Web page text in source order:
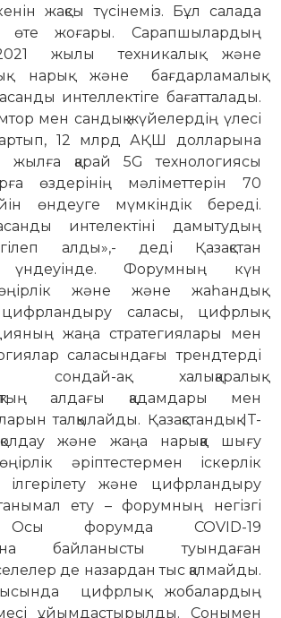
жақсы түсінеміз. Бұл салада
өте жоғары. Сарапшылардың
жылы техникалық және
нарық және бағдарламалық
интеллектіге бағатталады.
мен сандық жүйелердің үлесі
12 млрд АҚШ долларына
жылға қарай 5G технологиясы
өздерінің мәліметтерін 70
өндеуге мүмкіндік береді.
интелектіні дамытудың
алды»,- деді Қазақстан
үндеуінде. Форумның күн
өңірлік және және жаһандық
саласы, цифрлық
жаңа стратегиялары мен
саласындағы трендтерді
сондай-ақ халықаралық
алдағы қадамдары мен
талқылайды. Қазақстандық IT-
және жаңа нарыққа шығу
әріптестермен іскерлік
ілгерілету және цифрландыру
ету – форумның негізгі
Осы форумда COVID-19
байланысты туындаған
де назардан тыс қалмайды.
цифрлық жобалардың
ұйымдастырылды. Сонымен